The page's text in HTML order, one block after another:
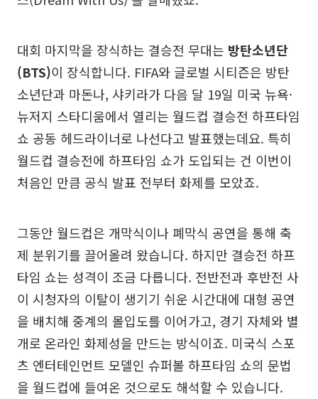
대회 마지막을 장식하는 결승전 무대는 방탄소년단
(BTS)이 장식합니다. FIFA와 글로벌 시티즌은 방탄
소년단과 마돈나, 샤키라가 다음 달 19일 미국 뉴욕·
뉴저지 스타디움에서 열리는 월드컵 결승전 하프타임
쇼 공동 헤드라이너로 나선다고 발표했는데요. 특히
월드컵 결승전에 하프타임 쇼가 도입되는 건 이번이
처음인 만큼 공식 발표 전부터 화제를 모았죠.
그동안 월드컵은 개막식이나 폐막식 공연을 통해 축
제 분위기를 끌어올려 왔습니다. 하지만 결승전 하프
타임 쇼는 성격이 조금 다릅니다. 전반전과 후반전 사
이 시청자의 이탈이 생기기 쉬운 시간대에 대형 공연
을 배치해 중계의 몰입도를 이어가고, 경기 자체와 별
개로 온라인 화제성을 만드는 방식이죠. 미국식 스포
츠 엔터테인먼트 모델인 슈퍼볼 하프타임 쇼의 문법
을 월드컵에 들여온 것으로도 해석할 수 있습니다.